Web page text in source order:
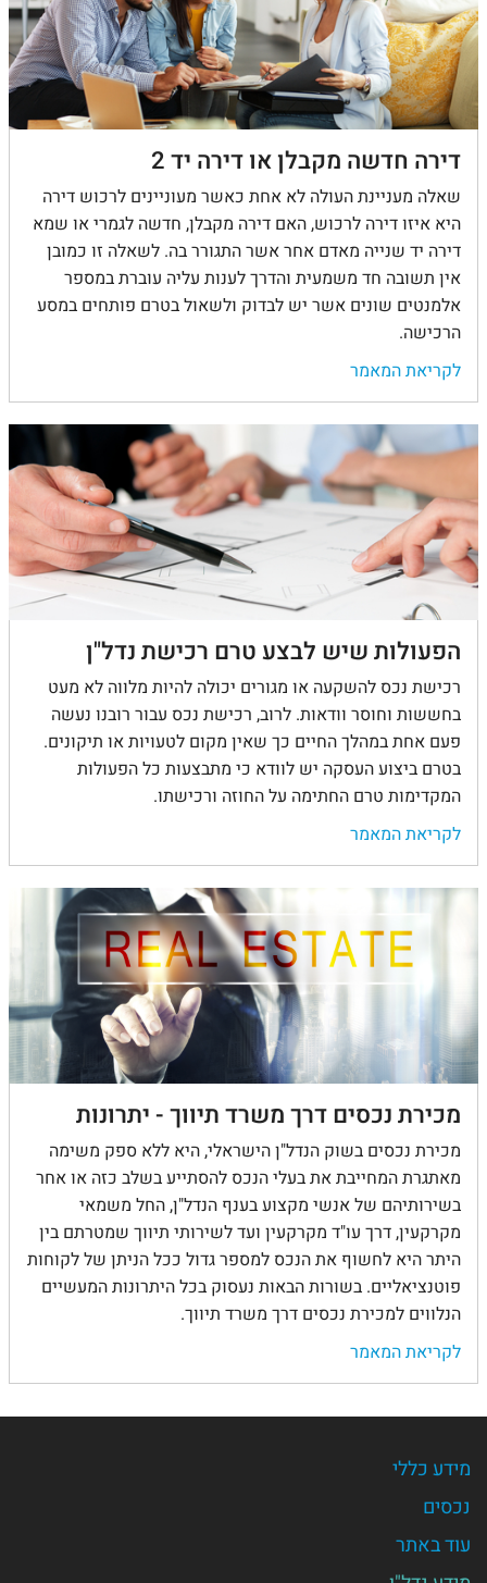
דירה חדשה מקבלן או דירה יד 2
שאלה מעניינת העולה לא אחת כאשר מעוניינים לרכוש דירה
היא איזו דירה לרכוש, האם דירה מקבלן, חדשה לגמרי או שמא
דירה יד שנייה מאדם אחר אשר התגורר בה. לשאלה זו כמובן
אין תשובה חד משמעית והדרך לענות עליה עוברת במספר
אלמנטים שונים אשר יש לבדוק ולשאול בטרם פותחים במסע
הרכישה.
לקריאת המאמר
הפעולות שיש לבצע טרם רכישת נדל"ן
רכישת נכס להשקעה או מגורים יכולה להיות מלווה לא מעט
בחששות וחוסר וודאות. לרוב, רכישת נכס עבור רובנו נעשה
פעם אחת במהלך החיים כך שאין מקום לטעויות או תיקונים.
בטרם ביצוע העסקה יש לוודא כי מתבצעות כל הפעולות
המקדימות טרם החתימה על החוזה ורכישתו.
לקריאת המאמר
מכירת נכסים דרך משרד תיווך - יתרונות
מכירת נכסים בשוק הנדל"ן הישראלי, היא ללא ספק משימה
מאתגרת המחייבת את בעלי הנכס להסתייע בשלב כזה או אחר
בשירותיהם של אנשי מקצוע בענף הנדל"ן, החל משמאי
מקרקעין, דרך עו"ד מקרקעין ועד לשירותי תיווך שמטרתם בין
היתר היא לחשוף את הנכס למספר גדול ככל הניתן של לקוחות
פוטנציאליים. בשורות הבאות נעסוק בכל היתרונות המעשיים
הנלווים למכירת נכסים דרך משרד תיווך.
לקריאת המאמר
מידע כללי
נכסים
עוד באתר